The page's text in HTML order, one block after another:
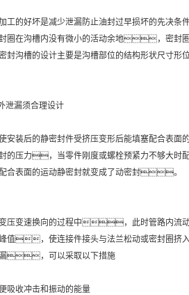
工的好坏是减少泄漏防止油封过早损坏的先决
圈在沟槽内没有微小的活动余地，密封
沟槽的设计主要是沟槽部位的结构形状尺寸形
泄漏须合理设计
安装后的静密封件受挤压变形后能填塞配合表
的压力，当零件刚度或螺栓预紧力不够大时
合表面的运动静密封就变成了动密封。
压变速换向的过程中，此时管路内流
值，使连接件接头与法兰松动或密封圈挤
漏，可以采取以下措施
吸收冲击和振动的能量